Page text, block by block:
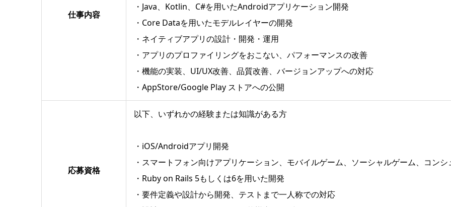
仕事内容
・Java、Kotlin、C#を用いたAndroidアプリケーション開発
・Core Dataを用いたモデルレイヤーの開発
・ネイティブアプリの設計・開発・運用
・アプリのプロファイリングをおこない、パフォーマンスの改善
・機能の実装、UI/UX改善、品質改善、バージョンアップへの対応
・AppStore/Google Play ストアへの公開
応募資格
以下、いずれかの経験または知識がある方
・iOS/Androidアプリ開発
・スマートフォン向けアプリケーション、モバイルゲーム、ソーシャルゲーム、コン
・Ruby on Rails 5もしくは6を用いた開発
・要件定義や設計から開発、テストまで一人称での対応